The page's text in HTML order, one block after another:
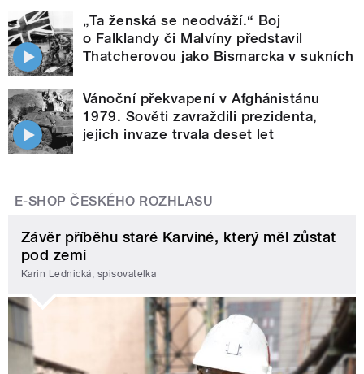
„Ta ženská se neodváží.“ Boj
o Falklandy či Malvíny představil
Thatcherovou jako Bismarcka v sukních
Vánoční překvapení v Afghánistánu
1979. Sověti zavraždili prezidenta,
jejich invaze trvala deset let
E-SHOP ČESKÉHO ROZHLASU
Závěr příběhu staré Karviné, který měl zůstat
pod zemí
Karin Lednická, spisovatelka